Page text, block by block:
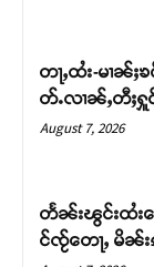
တႃႇႁႂ်ႈသဵ
တ်ႇ တူဝ်ႈ
တႃႇထႆး-မၢၼ်ႈ
တ်ႉလၢၼ်ႇတီႈႁူ
August 7, 2026
တႅၼ်းၽွင်းထႆးၵ
င်ၸႂ်တေႃႇ မိၼ်း